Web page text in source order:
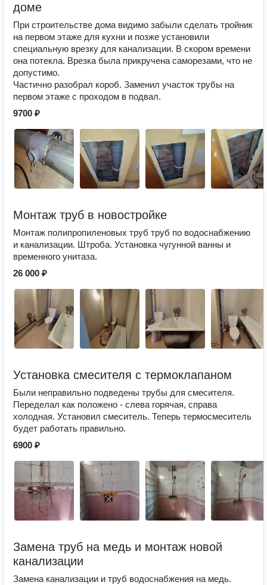
доме
При строительстве дома видимо забыли сделать тройник
на первом этаже для кухни и позже установили
специальную врезку для канализации. В скором времени
она потекла. Врезка была прикручена саморезами, что не
допустимо.
Частично разобрал короб. Заменил участок трубы на
первом этаже с проходом в подвал.
9700 ₽
Монтаж труб в новостройке
Монтаж полипропиленовых труб труб по водоснабжению
и канализации. Штроба. Установка чугунной ванны и
временного унитаза.
26 000 ₽
Установка смесителя с термоклапаном
Были неправильно подведены трубы для смесителя.
Переделал как положено - слева горячая, справа
холодная. Установил смеситель. Теперь термосмеситель
будет работать правильно.
6900 ₽
Замена труб на медь и монтаж новой
канализации
Замена канализации и труб водоснабжения на медь.